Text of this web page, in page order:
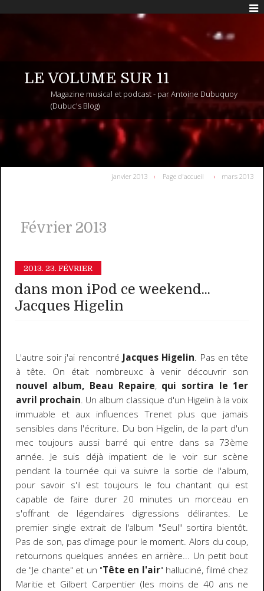
LE VOLUME SUR 11
Magazine musical et podcast - par Antoine Dubuquoy
(Dubuc's Blog)
janvier 2013 Page d'accueil mars 2013
Février 2013
2013. 23. FÉVRIER
dans mon iPod ce weekend...
Jacques Higelin
L'autre soir j'ai rencontré Jacques Higelin. Pas en tête
à tête. On était nombreuxc à venir découvrir son
nouvel album, Beau Repaire, qui sortira le 1er
avril prochain. Un album classique d'un Higelin à la voix
immuable et aux influences Trenet plus que jamais
sensibles dans l'écriture. Du bon Higelin, de la part d'un
mec toujours aussi barré qui entre dans sa 73ème
année. Je suis déjà impatient de le voir sur scène
pendant la tournée qui va suivre la sortie de l'album,
pour savoir s'il est toujours le fou chantant qui est
capable de faire durer 20 minutes un morceau en
s'offrant de légendaires digressions délirantes. Le
premier single extrait de l'album "Seul" sortira bientôt.
Pas de son, pas d'image pour le moment. Alors du coup,
retournons quelques années en arrière... Un petit bout
de "Je chante" et un "Tête en l'air" halluciné, filmé chez
Maritie et Gilbert Carpentier (les moins de 40 ans ne